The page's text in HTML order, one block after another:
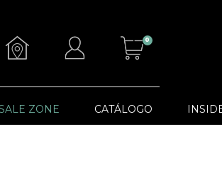
0
ZONE CATÁLOGO